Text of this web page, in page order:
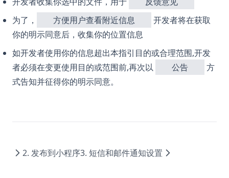
为了，
方便用户查看附近信息
开发者将在获取
你的明示同意后，收集你的位置信息
如开发者使用你的信息超出本指引目的或合理范围,开发
者必须在变更使用目的或范围前,再次以
公告
方
式告知并征得你的明示同意。
2. 发布到小程序3. 短信和邮件通知设置